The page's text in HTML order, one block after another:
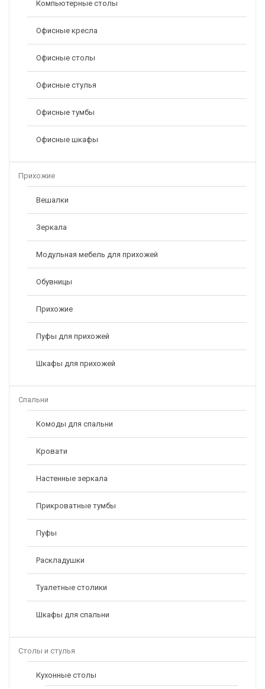
Компьютерные столы
Офисные кресла
Офисные столы
Офисные стулья
Офисные тумбы
Офисные шкафы
Прихожие
Вешалки
Зеркала
Модульная мебель для прихожей
Обувницы
Прихожие
Пуфы для прихожей
Шкафы для прихожей
Спальни
Комоды для спальни
Кровати
Настенные зеркала
Прикроватные тумбы
Пуфы
Раскладушки
Туалетные столики
Шкафы для спальни
Столы и стулья
Кухонные столы